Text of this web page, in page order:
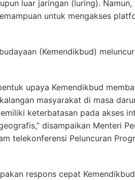
luar jaringan (luring). Namun,
untuk mengakses
(Kemendikbud)
upaya Kemendikbud
masyarakat di masa
keterbatasan pada akses
disampaikan Menteri
telekonferensi Peluncuran
respons cepat